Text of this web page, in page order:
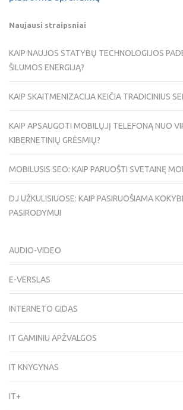
Naujausi straipsniai
KAIP NAUJOS STATYBŲ TECHNOLOGIJOS
ŠILUMOS ENERGIJĄ?
KAIP SKAITMENIZACIJA KEIČIA TRADICINIUS
KAIP APSAUGOTI MOBILŲJĮ TELEFONĄ NUO
KIBERNETINIŲ GRĖSMIŲ?
MOBILUSIS SEO: KAIP PARUOŠTI SVETAINĘ
DJ UŽKULISIUOSE: KAIP PASIRUOŠIAMA
PASIRODYMUI
AUDIO-VIDEO
E-VERSLAS
INTERNETO GIDAS
IT GAMINIU APŽVALGOS
IT KNYGYNAS
IT+